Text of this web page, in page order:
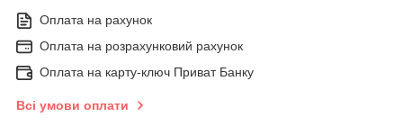
Оплата на рахунок
Оплата на розрахунковий рахунок
Оплата на карту-ключ Приват Банку
Всі умови оплати